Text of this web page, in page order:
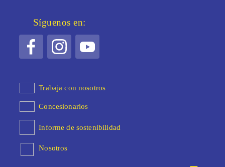
Síguenos en:
Trabaja con nosotros
Concesionarios
Informe de sostenibilidad
Nosotros